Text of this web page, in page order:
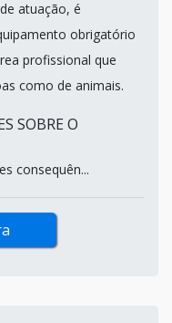
atuação, é
obrigatório
profissional que
como de animais.
SOBRE O
consequên...